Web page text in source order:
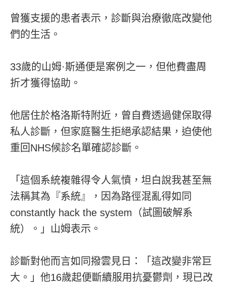
曾獲支援的患者表示，診斷與治療徹底改變他
們的生活。
33歲的山姆·斯通便是案例之一，但他費盡周
折才獲得協助。
他居住於格洛斯特附近，曾自費透過健保取得
私人診斷，但家庭醫生拒絕承認結果，迫使他
重回NHS候診名單確認診斷。
「這個系統複雜得令人氣憤，坦白說我甚至無
法稱其為『系統』，因為路徑混亂得如同
constantly hack the system（試圖破解系
統）。」山姆表示。
診斷對他而言如同撥雲見日：「這改變非常巨
大。」他16歲起便斷續服用抗憂鬱劑，現已改